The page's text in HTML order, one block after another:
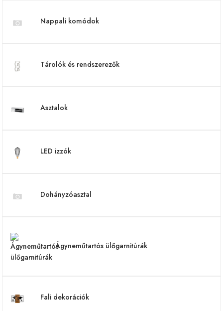
Nappali komódok
Tárolók és rendszerezők
Asztalok
LED izzók
Dohányzóasztal
Ágyneműtartós ülőgarnitúrák
Fali dekorációk